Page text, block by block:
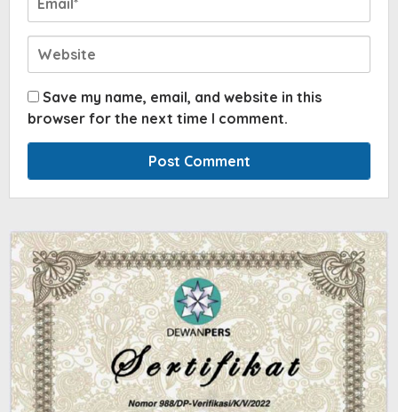
Save my name, email, and website in this
browser for the next time I comment.